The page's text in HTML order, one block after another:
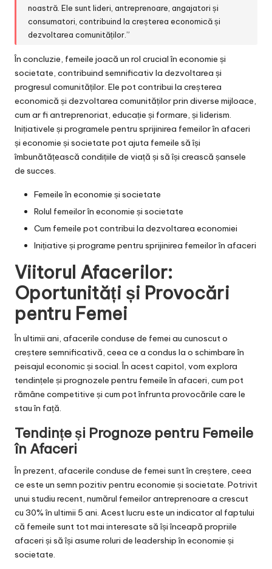
noastră. Ele sunt lideri, antreprenoare, angajatori și
consumatori, contribuind la creșterea economică și
dezvoltarea comunităților.”
În concluzie, femeile joacă un rol crucial în economie și
societate, contribuind semnificativ la dezvoltarea și
progresul comunităților. Ele pot contribui la creșterea
economică și dezvoltarea comunităților prin diverse mijloace,
cum ar fi antreprenoriat, educație și formare, și liderism.
Inițiativele și programele pentru sprijinirea femeilor în afaceri
și economie și societate pot ajuta femeile să își
îmbunătățească condițiile de viață și să își crească șansele
de succes.
Femeile în economie și societate
Rolul femeilor în economie și societate
Cum femeile pot contribui la dezvoltarea economiei
Inițiative și programe pentru sprijinirea femeilor în afaceri
Viitorul Afacerilor:
Oportunități și Provocări
pentru Femei
În ultimii ani, afacerile conduse de femei au cunoscut o
creștere semnificativă, ceea ce a condus la o schimbare în
peisajul economic și social. În acest capitol, vom explora
tendințele și prognozele pentru femeile în afaceri, cum pot
rămâne competitive și cum pot înfrunta provocările care le
stau în față.
Tendințe și Prognoze pentru Femeile
în Afaceri
În prezent, afacerile conduse de femei sunt în creștere, ceea
ce este un semn pozitiv pentru economie și societate. Potrivit
unui studiu recent, numărul femeilor antreprenoare a crescut
cu 30% în ultimii 5 ani. Acest lucru este un indicator al faptului
că femeile sunt tot mai interesate să își înceapă propriile
afaceri și să își asume roluri de leadership în economie și
societate.